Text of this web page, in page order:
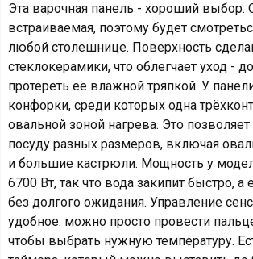
Эта варочная панель - хороший выбор.
встраиваемая, поэтому будет
любой столешнице. Поверхность
стеклокерамики, что облегчает уход -
протереть её влажной тряпкой. У
конфорки, среди которых одна
овальной зоной нагрева. Это
посуду разных размеров, включая
и большие кастрюли. Мощность у
6700 Вт, так что вода закипит быстро, а
без долгого ожидания. Управление
удобное: можно просто провести
чтобы выбрать нужную температуру.